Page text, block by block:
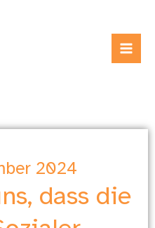
2024
dass die